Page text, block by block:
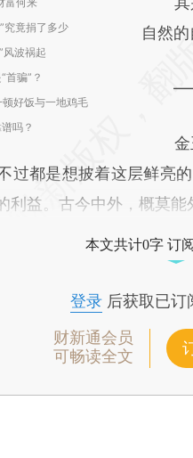
究竟捐了多少
风波祸起
首骗”？
好饭与一地鸡毛
吗？
自然的
——
金玉
过都是想披着这层鲜亮
利益。古今中外，概莫能
本文共计0字 订
登录后获取已订
财新通会员
可畅读全文